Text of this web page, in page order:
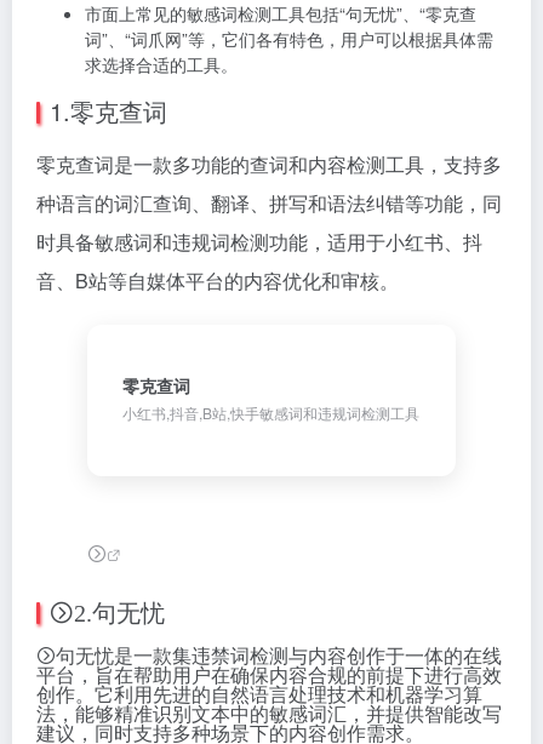
市面上常见的敏感词检测工具包括“句无忧”、“零克查
词”、“词爪网”等，它们各有特色，用户可以根据具体需
求选择合适的工具。
1.零克查词
零克查词是一款多功能的查词和内容检测工具，支持多
种语言的词汇查询、翻译、拼写和语法纠错等功能，同
时具备敏感词和违规词检测功能，适用于小红书、抖
音、B站等自媒体平台的内容优化和审核。
零克查词
小红书,抖音,B站,快手敏感词和违规词检测工具
2.句无忧
句无忧是一款集违禁词检测与内容创作于一体的在线
平台，旨在帮助用户在确保内容合规的前提下进行高效
创作。它利用先进的自然语言处理技术和机器学习算
法，能够精准识别文本中的敏感词汇，并提供智能改写
建议，同时支持多种场景下的内容创作需求。